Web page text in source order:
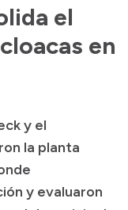
el
en
y el
la planta
y evaluaron